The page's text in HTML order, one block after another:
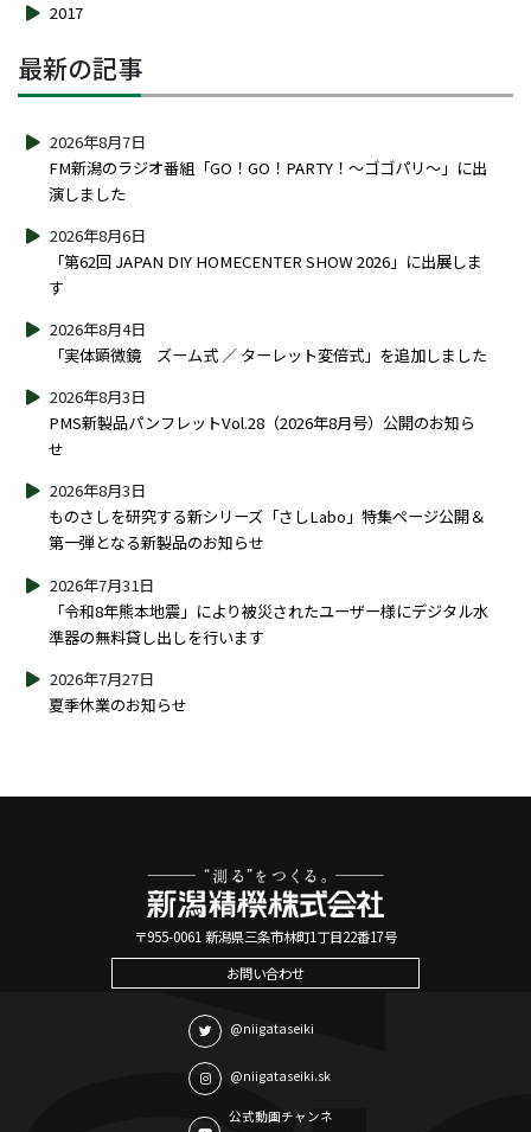
2017
最新の記事
FM新潟のラジオ番組「GO！GO！PARTY！～ゴゴパリ～」に出
演しました
2026年8月7日
「第62回 JAPAN DIY HOMECENTER SHOW 2026」に出展しま
す
2026年8月6日
「実体顕微鏡 ズーム式 ／ ターレット変倍式」を追加しました
2026年8月4日
PMS新製品パンフレットVol.28（2026年8月号）公開のお知ら
せ
2026年8月3日
ものさしを研究する新シリーズ「さしLabo」特集ページ公開＆
第一弾となる新製品のお知らせ
2026年8月3日
「令和8年熊本地震」により被災されたユーザー様にデジタル水
準器の無料貸し出しを行います
2026年7月31日
夏季休業のお知らせ
2026年7月27日
〒955-0061 新潟県三条市林町1丁目22番17号
お問い合わせ
@niigataseiki
@niigataseiki.sk
公式動画チャンネ